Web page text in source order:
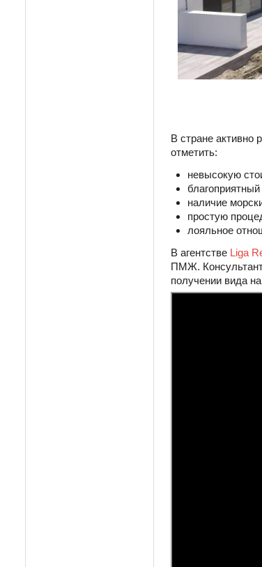
В стране активно
отметить:
невысокую
наличие
простую
лояльное
В агентстве Liga
ПМЖ.
получении вида